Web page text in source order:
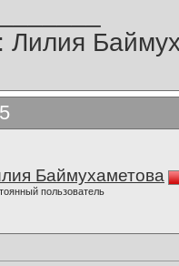
Лилия
Баймухаметова
пользователь